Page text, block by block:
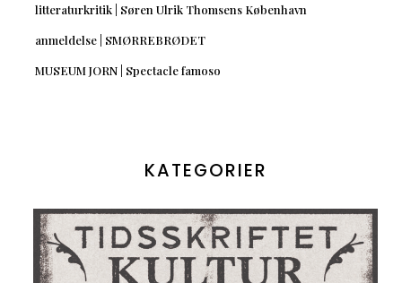
litteraturkritik | Søren Ulrik Thomsens København
anmeldelse | SMØRREBRØDET
MUSEUM JORN | Spectacle famoso
KATEGORIER